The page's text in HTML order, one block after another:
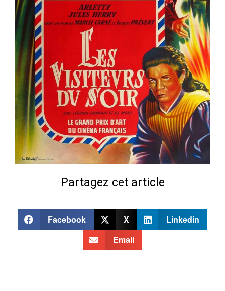
Partagez cet article
Facebook X
Linkedin
Email